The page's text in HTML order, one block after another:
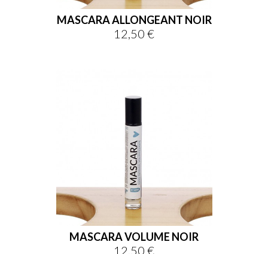
MASCARA ALLONGEANT NOIR
Prix
12,50 €
MASCARA VOLUME NOIR
Prix
12,50 €